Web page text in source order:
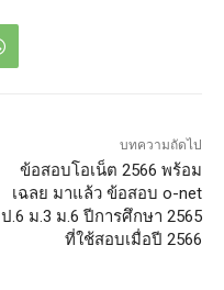
บทความถัดไป
ข้อสอบโอเน็ต 2566 พร้อม
เฉลย มาแล้ว ข้อสอบ o-net
ป.6 ม.3 ม.6 ปีการศึกษา 2565
ที่ใช้สอบเมื่อปี 2566